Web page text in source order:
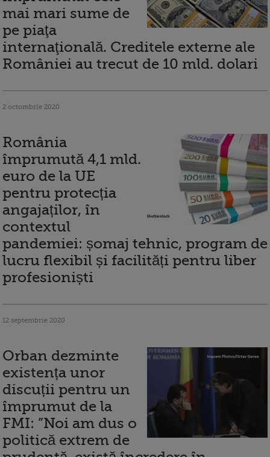
mai mari sume de
pe piaţa
internaţională. Creditele externe ale
României au trecut de 10 mld. dolari
2 octombrie 2020
România
împrumută 4,1 mld.
euro de la UE
pentru protecția
angajaților, în
contextul
pandemiei: șomaj tehnic, program de
lucru flexibil și facilități pentru liber
profesioniști
12 septembrie 2020
Orban dezminte
existența unor
discuții pentru un
împrumut de la
FMI: ”Noi am dus o
politică extrem de